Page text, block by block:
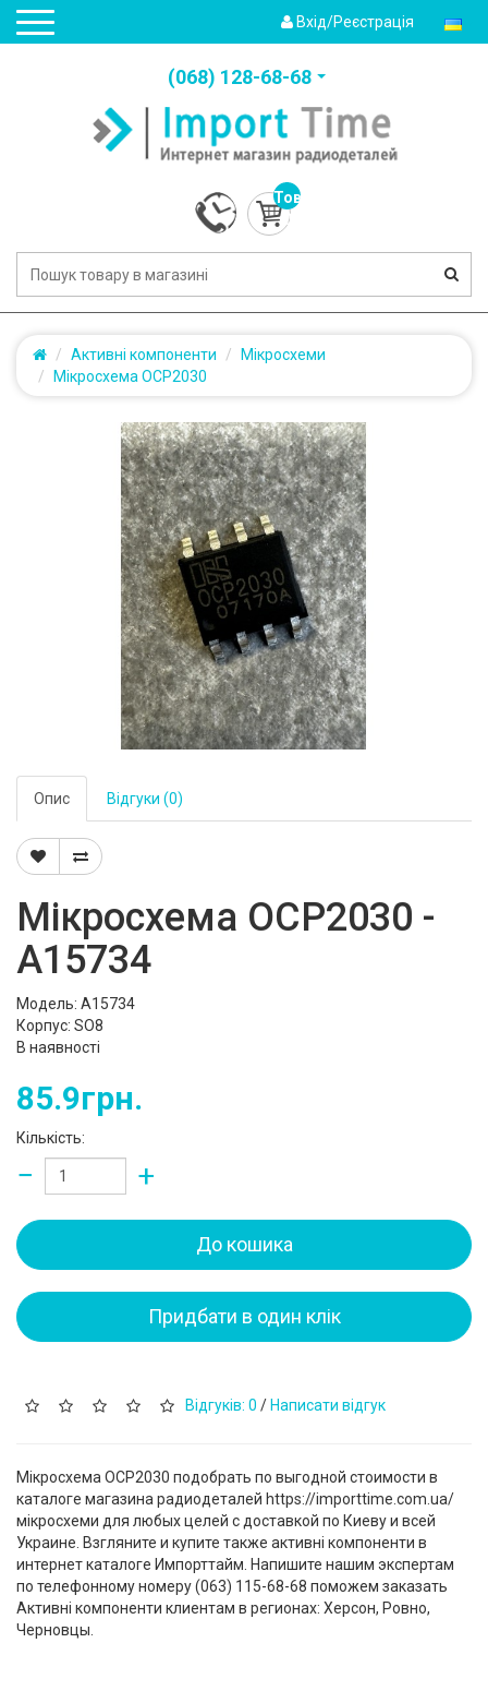
Вхід/Реєстрація
(‎068) 128-68-68
Товарів:
0
(0.0грн.)
Активні компоненти
Мікросхеми
Мікросхема OCP2030
Опис Відгуки (0)
Мікросхема OCP2030 -
A15734
Модель: A15734
Корпус: SO8
В наявності
85.9грн.
Кількість:
− +
До кошика
Придбати в один клік
Відгуків: 0 / Написати відгук
Мікросхема OCP2030 подобрать по выгодной стоимости в
каталоге магазина радиодеталей https://importtime.com.ua/
мікросхеми для любых целей с доставкой по Киеву и всей
Украине. Взгляните и купите также активні компоненти в
интернет каталоге Импорттайм. Напишите нашим экспертам
по телефонному номеру (‎063) 115-68-68 поможем заказать
Активні компоненти клиентам в регионах: Херсон, Ровно,
Черновцы.